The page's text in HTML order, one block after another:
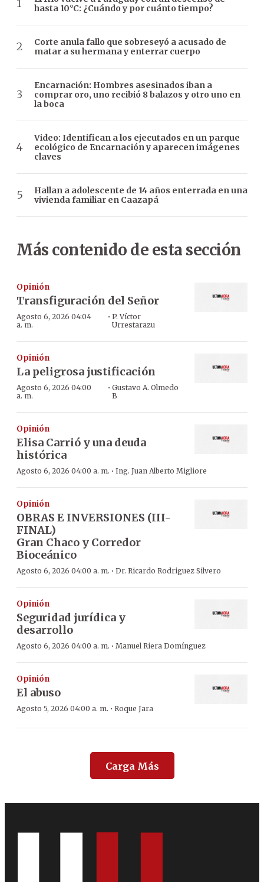
hasta 10°C: ¿Cuándo y por cuánto tiempo?
Corte anula fallo que sobreseyó a acusado de
matar a su hermana y enterrar cuerpo
Encarnación: Hombres asesinados iban a
comprar oro, uno recibió 8 balazos y otro uno en
la boca
Video: Identifican a los ejecutados en un parque
ecológico de Encarnación y aparecen imágenes
claves
Hallan a adolescente de 14 años enterrada en una
vivienda familiar en Caazapá
Más contenido de esta sección
Opinión
Transfiguración del Señor
Agosto 6, 2026 04:04
a. m.
· P. Víctor
Urrestarazu
Opinión
La peligrosa justificación
Agosto 6, 2026 04:00
a. m.
· Gustavo A. Olmedo
B
Opinión
Elisa Carrió y una deuda
histórica
Agosto 6, 2026 04:00 a. m. · Ing. Juan Alberto Migliore
Opinión
OBRAS E INVERSIONES (III-
FINAL)
Gran Chaco y Corredor
Bioceánico
Agosto 6, 2026 04:00 a. m. · Dr. Ricardo Rodriguez Silvero
Opinión
Seguridad jurídica y
desarrollo
Agosto 6, 2026 04:00 a. m. · Manuel Riera Domínguez
Opinión
El abuso
Agosto 5, 2026 04:00 a. m. · Roque Jara
Carga Más